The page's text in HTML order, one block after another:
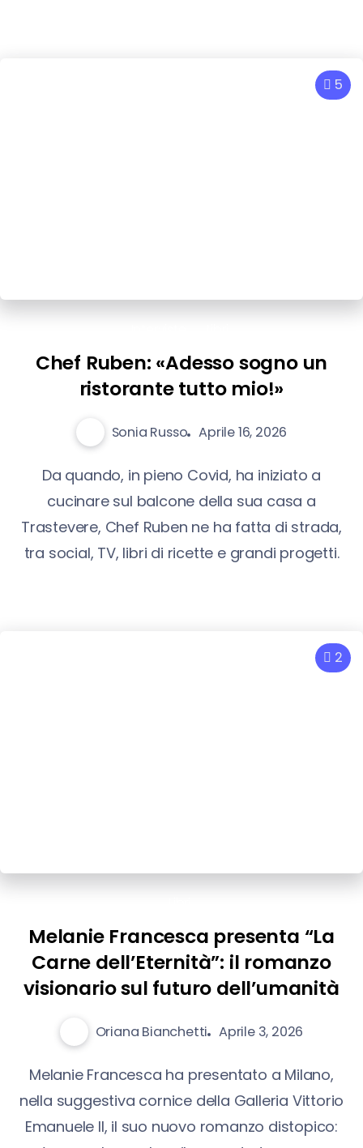
5
Chef Ruben: «Adesso sogno un
ristorante tutto mio!»
Sonia Russo Aprile 16, 2026
Da quando, in pieno Covid, ha iniziato a
cucinare sul balcone della sua casa a
Trastevere, Chef Ruben ne ha fatta di strada,
tra social, TV, libri di ricette e grandi progetti.
2
Melanie Francesca presenta “La
Carne dell’Eternità”: il romanzo
visionario sul futuro dell’umanità
Oriana Bianchetti Aprile 3, 2026
Melanie Francesca ha presentato a Milano,
nella suggestiva cornice della Galleria Vittorio
Emanuele II, il suo nuovo romanzo distopico: